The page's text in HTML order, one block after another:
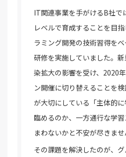
IT関連事業を手がけるB社で
レベルで育成することを目
ラミング開発の技術習得を
研修を実施していました。
染拡大の影響を受け、2020
ン開催に切り替えることを
が大切にしている「主体的
臨めるのか、一方通行な学
まわないかと不安が尽きませ
その課題を解決したのが、